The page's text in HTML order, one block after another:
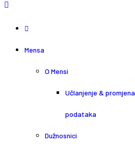
Mensa
O Mensi
Učlanjenje & promjena
podataka
Dužnosnici